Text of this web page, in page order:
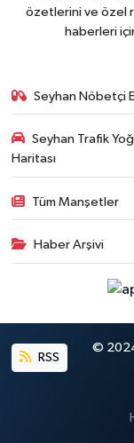
özetlerini ve özel
haberleri
Seyhan Nöbetçi
Seyhan Trafik
Haritası
Tüm Manşetler
Haber Arşivi
RSS
© 2024